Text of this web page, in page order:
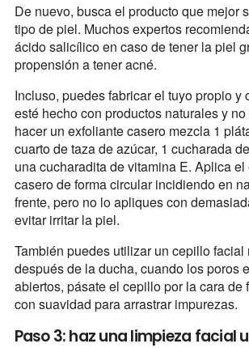
De nuevo, busca el producto que mejor
tipo de piel. Muchos expertos
ácido salicílico en caso de tener la piel
propensión a tener acné.
Incluso, puedes fabricar el tuyo propio y
esté hecho con productos naturales y
hacer un exfoliante casero mezcla 1
cuarto de taza de azúcar, 1 cucharada
una cucharadita de vitamina E. Aplica
casero de forma circular incidiendo en
frente, pero no lo apliques con
evitar irritar la piel.
También puedes utilizar un cepillo facial
después de la ducha, cuando los poros
abiertos, pásate el cepillo por la cara de
con suavidad para arrastrar impurezas.
Paso 3: haz una limpieza facial